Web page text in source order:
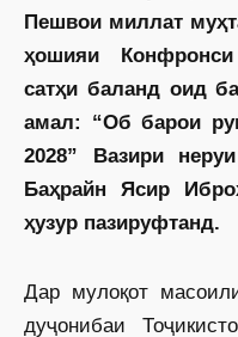
Пешвои миллат
ҳошияи
сатҳи баланд оид
амал: “Об барои
2028” Вазири
Баҳрайн Ясир
ҳузур пазируфтанд.
Дар мулоқот
дуҷонибаи